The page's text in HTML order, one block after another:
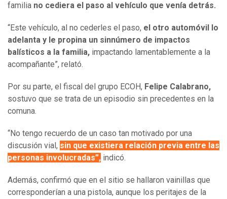
familia no cediera el paso al vehículo que venía detrás.
“Este vehículo, al no cederles el paso, el otro automóvil lo
adelanta y le propina un sinnúmero de impactos
balísticos a la familia, impactando lamentablemente a la
acompañante”, relató.
Por su parte, el fiscal del grupo ECOH, Felipe Calabrano,
sostuvo que se trata de un episodio sin precedentes en la
comuna.
“No tengo recuerdo de un caso tan motivado por una
discusión vial, sin que existiera relación previa entre las
personas involucradas”, indicó.
Además, confirmó que en el sitio se hallaron vainillas que
corresponderían a una pistola, aunque los peritajes de la